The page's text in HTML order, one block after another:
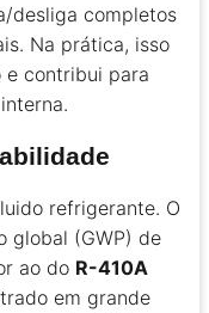
desliga completos
Na prática, isso
e contribui para
refrigerante. O
global (GWP) de
ao do R-410A
em grande